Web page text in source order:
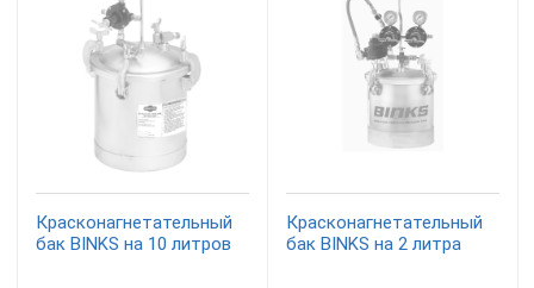
Красконагнетательный
бак BINKS на 10 литров
Красконагнетательный
бак BINKS на 2 литра